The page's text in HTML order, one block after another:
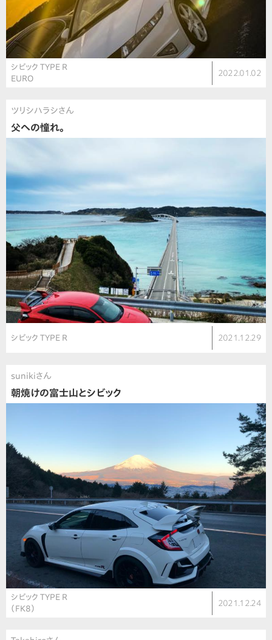
シビック TYPE R
EURO
2022.01.02
ツリシハラシさん
父への憧れ。
シビック TYPE R 2021.12.29
sunikiさん
朝焼けの富士山とシビック
シビック TYPE R
（FK8）
2021.12.24